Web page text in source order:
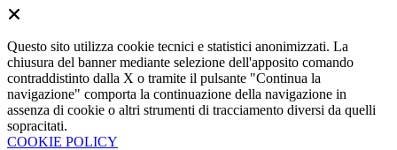
Questo sito utilizza cookie tecnici e statistici anonimizzati. La
chiusura del banner mediante selezione dell'apposito comando
contraddistinto dalla X o tramite il pulsante "Continua la
navigazione" comporta la continuazione della navigazione in
assenza di cookie o altri strumenti di tracciamento diversi da quelli
sopracitati.
COOKIE POLICY